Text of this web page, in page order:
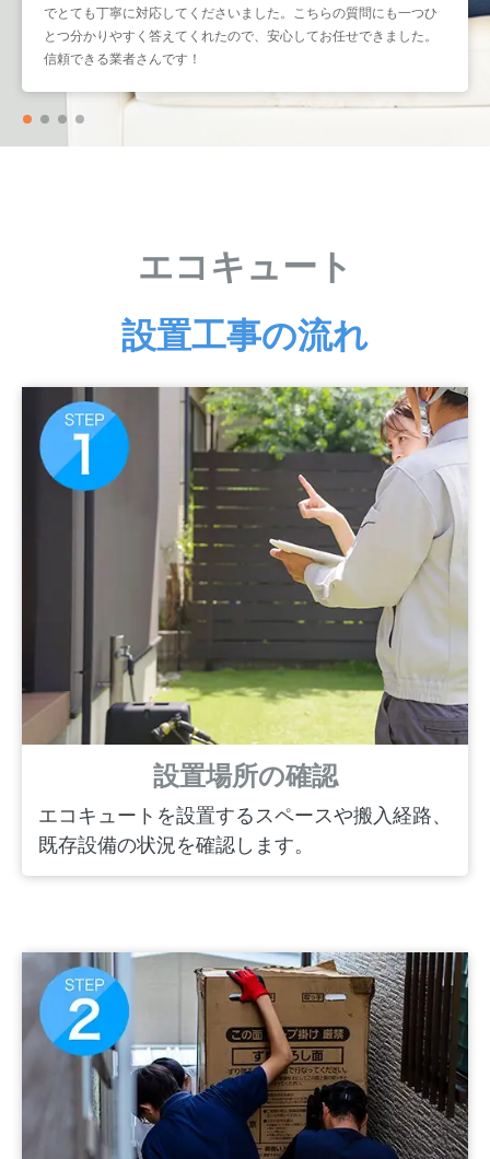
でとても丁寧に対応してくださいました。こちらの質問にも一つひ
とつ分かりやすく答えてくれたので、安心してお任せできました。
信頼できる業者さんです！
ズで助かりました。工事もスピーディーなのに作業はとても丁寧
で、仕上がりも大満足です。こういう業者さんにまたお願いしたい
と思いました。
エコキュート
設置工事の流れ
設置場所の確認
エコキュートを設置するスペースや搬入経路、
既存設備の状況を確認します。